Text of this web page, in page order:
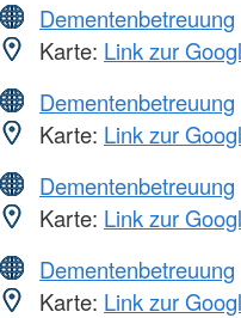
Dementenbetreuung
Karte: Link zur
Dementenbetreuung
Karte: Link zur
Dementenbetreuung
Karte: Link zur
Dementenbetreuung
Karte: Link zur